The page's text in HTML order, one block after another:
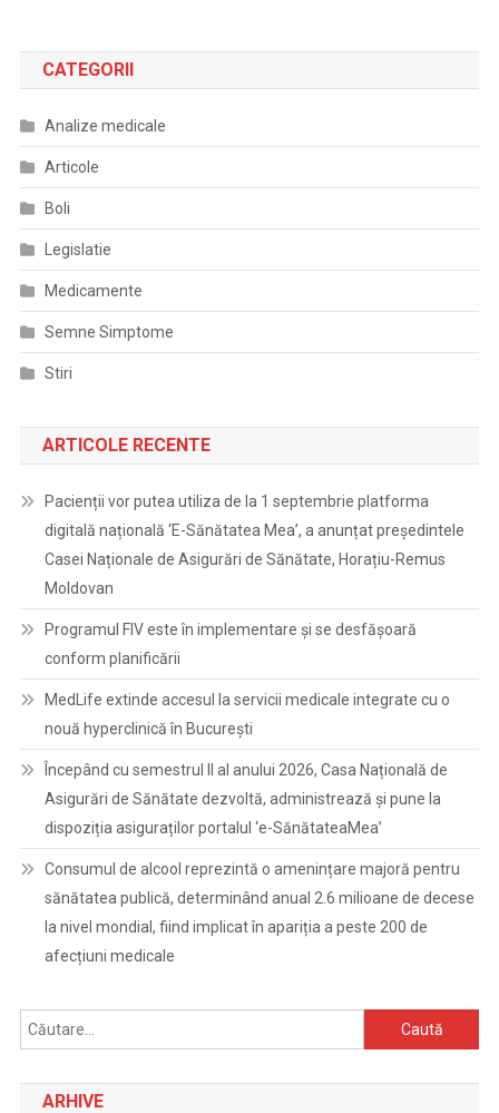
CATEGORII
Analize medicale
Articole
Boli
Legislatie
Medicamente
Semne Simptome
Stiri
ARTICOLE RECENTE
Pacienții vor putea utiliza de la 1 septembrie platforma
digitală națională ‘E-Sănătatea Mea’, a anunțat președintele
Casei Naționale de Asigurări de Sănătate, Horațiu-Remus
Moldovan
Programul FIV este în implementare și se desfășoară
conform planificării
MedLife extinde accesul la servicii medicale integrate cu o
nouă hyperclinică în București
Începând cu semestrul II al anului 2026, Casa Națională de
Asigurări de Sănătate dezvoltă, administrează și pune la
dispoziția asiguraților portalul ‘e-SănătateaMea’
Consumul de alcool reprezintă o amenințare majoră pentru
sănătatea publică, determinând anual 2.6 milioane de decese
la nivel mondial, fiind implicat în apariția a peste 200 de
afecțiuni medicale
Caută
după:
ARHIVE